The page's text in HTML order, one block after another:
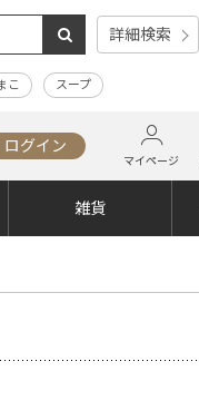
詳細検索
こ スープ
ログイン
マイページ
雑貨